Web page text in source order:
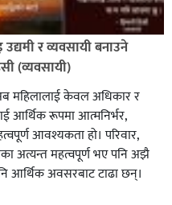
र व्यवसायी बनाउने
(व्यवसायी)
महिलालाई केवल अधिकार र
आर्थिक रूपमा आत्मनिर्भर,
आवश्यकता हो। परिवार,
अत्यन्त महत्वपूर्ण भए पनि अझै
आर्थिक अवसरबाट टाढा छन्।